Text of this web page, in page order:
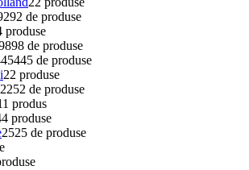
92 de produse
produse
98 de produse
445 de produse
22 produse
252 de produse
1 produs
4 produse
2525 de produse